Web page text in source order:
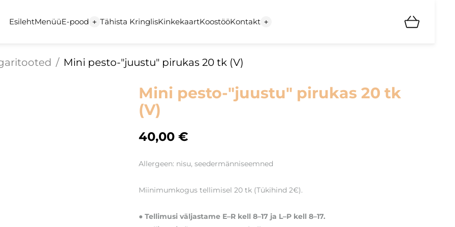
EsilehtMenüüE-pood + Tähista KringlisKinkekaartKoostööKontakt +
/ Mini pesto-"juustu" pirukas 20 tk (V)
Mini pesto-"juustu" pirukas 20 tk
(V)
40,00 €
Allergeen: nisu, seedermänniseemned
Miinimumkogus tellimisel 20 tk (Tükihind 2€).
● Tellimusi väljastame E–R kell 8–17 ja L–P kell 8–17.